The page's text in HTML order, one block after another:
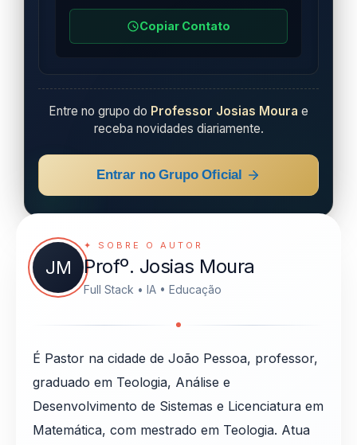
Copiar Contato
Entre no grupo do Professor Josias Moura e
receba novidades diariamente.
Entrar no Grupo Oficial
JM
✦ SOBRE O AUTOR
Profº. Josias Moura
Full Stack • IA • Educação
É Pastor na cidade de João Pessoa, professor,
graduado em Teologia, Análise e
Desenvolvimento de Sistemas e Licenciatura em
Matemática, com mestrado em Teologia. Atua